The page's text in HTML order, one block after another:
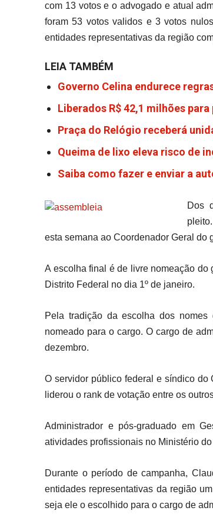
com 13 votos e o advogado e atual
foram 53 votos validos e 3 votos
entidades representativas da região
LEIA TAMBÉM
Governo Celina endurece
Liberados R$ 42,1 milhões
Praça do Relógio receberá
Queima de lixo eleva risco de
Saiba como fazer e enviar a
Dos
esta semana ao Coordenador Geral do
A escolha final é de livre nomeação
Distrito Federal no dia 1º de janeiro.
Pela tradição da escolha dos
nomeado para o cargo. O cargo de
dezembro.
O servidor público federal e síndico do
liderou o rank de votação entre os
Administrador e pós-graduado em
atividades profissionais no Ministério
Durante o período de campanha,
entidades representativas da região
seja ele o escolhido para o cargo de